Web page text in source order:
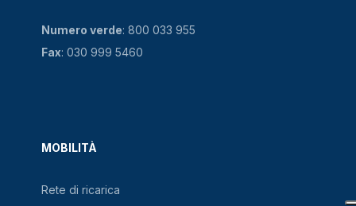
MOBILITÀ
Rete di ricarica
Numero verde: 800 033 955
Fax: 030 999 5460